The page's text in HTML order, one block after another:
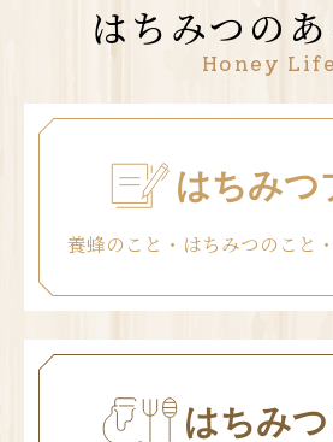
はちみつの
Honey Life
はちみつ
養蜂のこと・はちみつのこと
はちみ